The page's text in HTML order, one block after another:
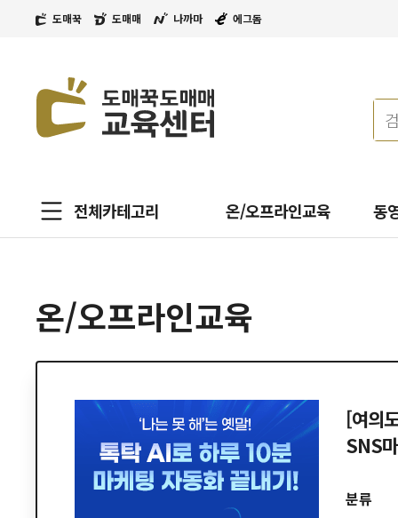
도매꾹 도매매 나까마 에그돔
전체카테고리 온/오프라인교육 동
온/오프라인교육
[여의
SNS
분류